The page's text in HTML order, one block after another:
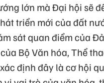
lớn mà Đại hội sẽ
triển mới của đất
sát quan điểm của
Bộ Văn hóa, Thể
định đây là cơ hội